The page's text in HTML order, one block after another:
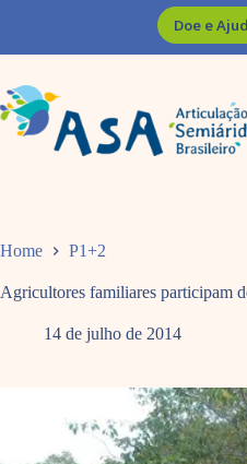
Doe e
Home P1+2
Agricultores familiares participam
14 de julho de 2014